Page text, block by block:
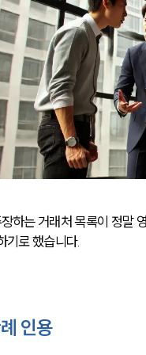
하는 거래처 목록이 정말
기로 했습니다.
인용